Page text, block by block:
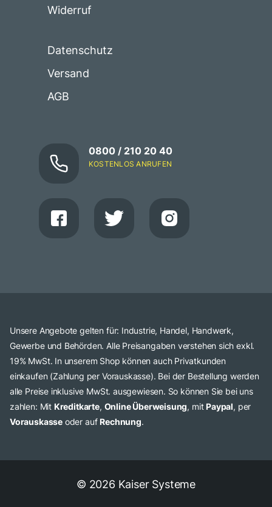
Widerruf
Datenschutz
Versand
AGB
0800 / 210 20 40
KOSTENLOS ANRUFEN
Unsere Angebote gelten für: Industrie, Handel, Handwerk,
Gewerbe und Behörden. Alle Preisangaben verstehen sich exkl.
19% MwSt. In unserem Shop können auch Privatkunden
einkaufen (Zahlung per Vorauskasse). Bei der Bestellung werden
alle Preise inklusive MwSt. ausgewiesen. So können Sie bei uns
zahlen: Mit Kreditkarte, Online Überweisung, mit Paypal, per
Vorauskasse oder auf Rechnung.
© 2026 Kaiser Systeme